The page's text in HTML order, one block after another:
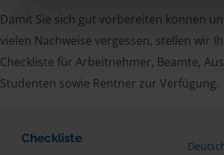
Damit Sie sich gut vorbereiten können
vielen Nachweise vergessen, stellen wir
Checkliste für Arbeitnehmer, Beamte,
Studenten sowie Rentner zur Verfügung.
Checkliste